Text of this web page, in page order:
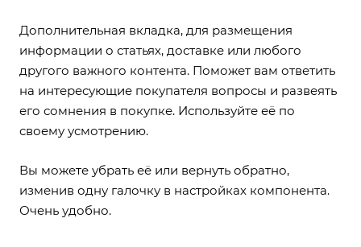
Дополнительная вкладка, для размещения
информации о статьях, доставке или любого
другого важного контента. Поможет вам ответить
на интересующие покупателя вопросы и развеять
его сомнения в покупке. Используйте её по
своему усмотрению.
Вы можете убрать её или вернуть обратно,
изменив одну галочку в настройках компонента.
Очень удобно.